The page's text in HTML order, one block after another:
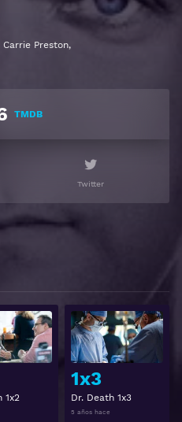
720p | Idioma español
Carrie Preston,
TMDB
Twitter
1x2
Ver
1x3
Dr. Death 1x3
5 años hace